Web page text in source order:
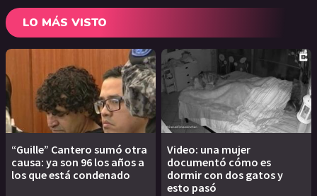
LO MÁS VISTO
“Guille” Cantero sumó otra
causa: ya son 96 los años a
los que está condenado
Video: una mujer
documentó cómo es
dormir con dos gatos y
esto pasó